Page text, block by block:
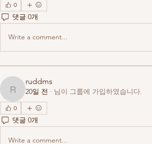
0
댓글 0개
Write a comment...
ruddms
ruddms
20일 전 · 님이 그룹에 가입하였습니다.
0
댓글 0개
Write a comment...